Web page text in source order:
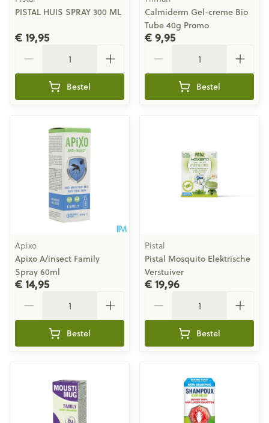
PISTAL HUIS SPRAY 300 ML
€ 19,95
Bestel
Calmiderm Gel-creme Bio
Tube 40g Promo
€ 9,95
Bestel
Apixo
Apixo A/insect Family
Spray 60ml
€ 14,95
Bestel
Pistal
Pistal Mosquito Elektrische
Verstuiver
€ 19,96
Bestel